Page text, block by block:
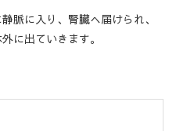
脈に入り、腎臓へ届けられ、
に出ていきます。